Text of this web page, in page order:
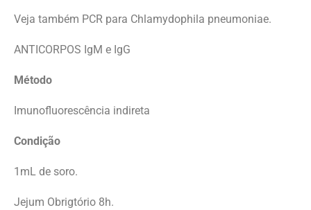
Veja também PCR para Chlamydophila pneumoniae.
ANTICORPOS IgM e IgG
Método
Imunofluorescência indireta
Condição
1mL de soro.
Jejum Obrigtório 8h.